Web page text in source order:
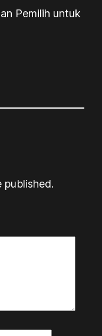
Pemilih untuk
published.